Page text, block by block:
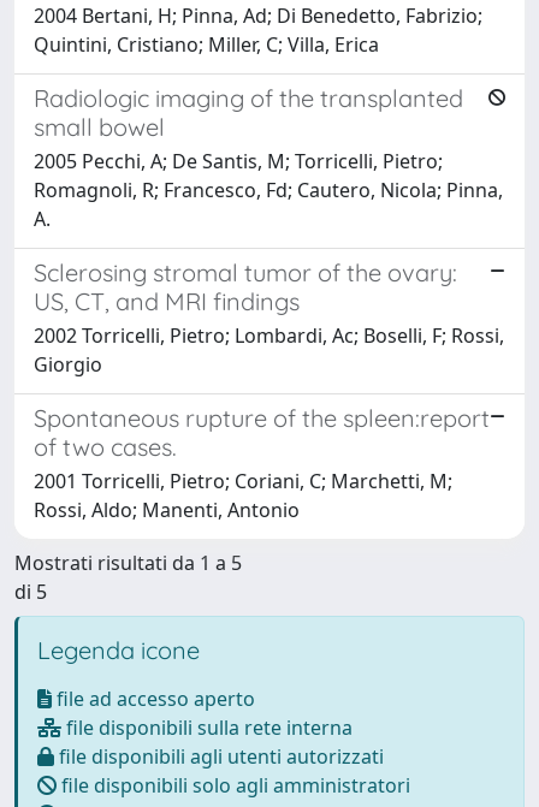
2004 Bertani, H; Pinna, Ad; Di Benedetto, Fabrizio;
Quintini, Cristiano; Miller, C; Villa, Erica
Radiologic imaging of the transplanted
small bowel
2005 Pecchi, A; De Santis, M; Torricelli, Pietro;
Romagnoli, R; Francesco, Fd; Cautero, Nicola; Pinna,
A.
Sclerosing stromal tumor of the ovary:
US, CT, and MRI findings
2002 Torricelli, Pietro; Lombardi, Ac; Boselli, F; Rossi,
Giorgio
Spontaneous rupture of the spleen:report
of two cases.
2001 Torricelli, Pietro; Coriani, C; Marchetti, M;
Rossi, Aldo; Manenti, Antonio
Mostrati risultati da 1 a 5
di 5
Legenda icone
file ad accesso aperto
file disponibili sulla rete interna
file disponibili agli utenti autorizzati
file disponibili solo agli amministratori